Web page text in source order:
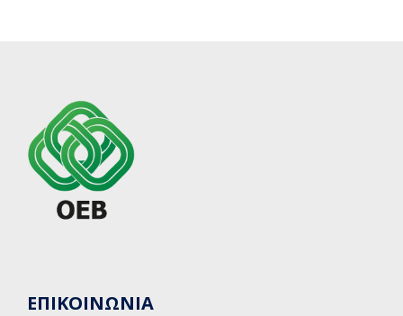
ΕΠΙΚΟΙΝΩΝΙΑ